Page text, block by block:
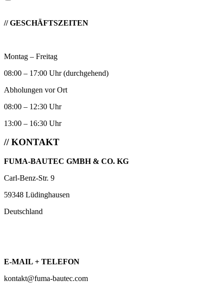
// GESCHÄFTSZEITEN
Montag – Freitag
08:00 – 17:00 Uhr (durchgehend)
Abholungen vor Ort
08:00 – 12:30 Uhr
13:00 – 16:30 Uhr
// KONTAKT
FUMA-BAUTEC GMBH & CO. KG
Carl-Benz-Str. 9
59348 Lüdinghausen
Deutschland
E-MAIL + TELEFON
kontakt@fuma-bautec.com